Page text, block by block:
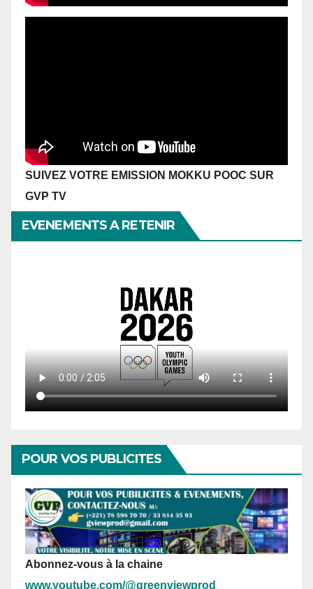
SUIVEZ VOTRE EMISSION MOKKU POOC SUR
GVP TV
EVENEMENTS A RETENIR
POUR VOS PUBLICITES
Abonnez-vous à la chaine
www.youtube.com/@greenviewprod